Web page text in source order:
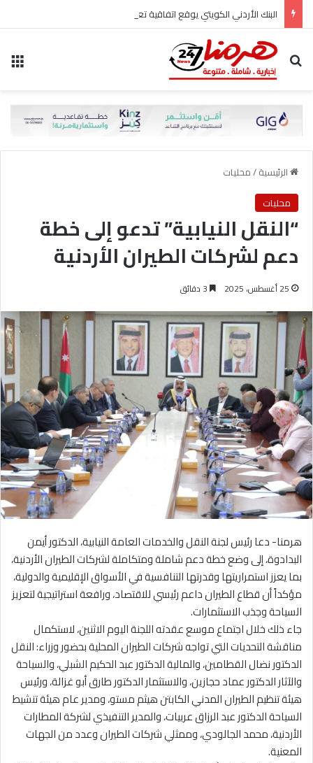
بحث عن
الرئيسية/محليات
محليات
“النقل النيابية” تدعو إلى خطة
دعم لشركات الطيران الأردنية
25 أغسطس، 2025
هرمنا- دعا رئيس لجنة النقل والخدمات العامة النيابية، الدكتور أيمن
البدادوة، إلى وضع خطة دعم شاملة ومتكاملة لشركات الطيران الأردنية،
بما يعزز استمراريتها وقدرتها التنافسية في الأسواق الإقليمية والدولية،
مؤكداً أن قطاع الطيران داعم رئيسي للاقتصاد، ورافعة استراتيجية لتعزيز
السياحة وجذب الاستثمارات.
جاء ذلك خلال اجتماع موسع عقدته اللجنة اليوم الاثنين، لاستكمال
مناقشة التحديات التي تواجه شركات الطيران المحلية بحضور وزراء: النقل
الدكتور نضال القطامين، والمالية الدكتور عبد الحكيم الشبلي، والسياحة
والآثار الدكتور عماد حجازين، والاستثمار الدكتور طارق أبو غزالة، ورئيس
هيئة تنظيم الطيران المدني الكابتن هيثم مستو، ومدير عام هيئة تنشيط
السياحة الدكتور عبد الرزاق عربيات، والمدير التنفيذي لشركة المطارات
الأردنية، محمد الجالودي، وممثلي شركات الطيران وعدد من الجهات
المعنية.